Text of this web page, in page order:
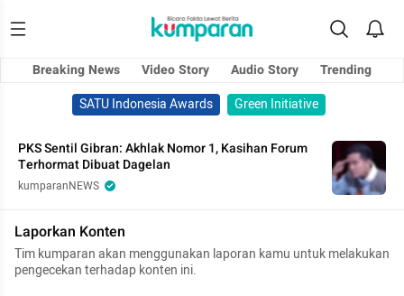
Breaking News Video Story Audio Story
Trending
SATU Indonesia Awards
Green Initiative
PKS Sentil Gibran: Akhlak Nomor 1, Kasihan Forum
Terhormat Dibuat Dagelan
kumparanNEWS
Laporkan Konten
Tim kumparan akan menggunakan laporan kamu untuk melakukan
pengecekan terhadap konten ini.